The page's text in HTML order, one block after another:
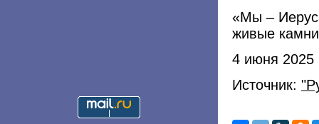
«Мы –
живые
4 июня 2025
Источник: